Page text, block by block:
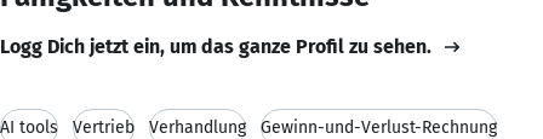
Logg Dich jetzt ein, um das ganze Profil zu sehen.
AI tools Vertrieb Verhandlung Gewinn-und-Verlust-Rechnung